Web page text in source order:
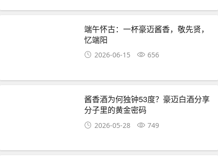
端午怀古：一杯豪迈酱香，敬先贤，
忆端阳
2026-06-15 656
酱香酒为何独钟53度？豪迈白酒分享
分子里的黄金密码
2026-05-28 749